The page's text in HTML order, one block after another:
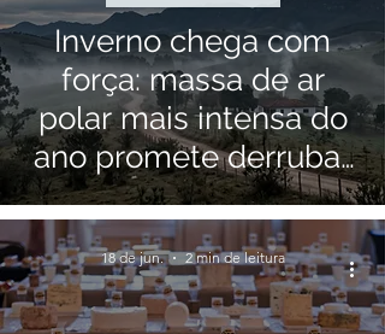
Inverno chega com
força: massa de ar
polar mais intensa do
ano promete derrubar
temperaturas na região
18 de jun. 2 min de leitura